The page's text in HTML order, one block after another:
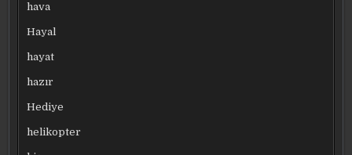
hava
Hayal
hayat
hazır
Hediye
helikopter